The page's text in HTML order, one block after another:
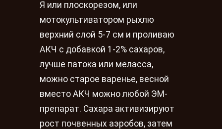
Я или плоскорезом, или
мотокультиватором рыхлю
верхний слой 5-7 см и проливаю
АКЧ с добавкой 1-2% сахаров,
лучше патока или меласса,
можно старое варенье, весной
вместо АКЧ можно любой ЭМ-
препарат. Сахара активизируют
рост почвенных аэробов, затем